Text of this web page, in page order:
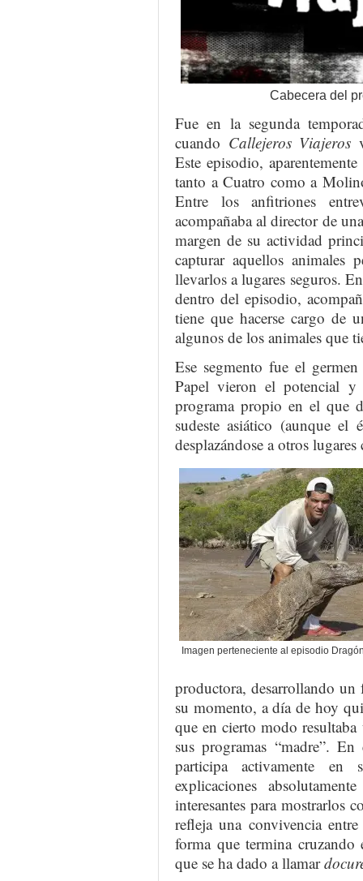
Cabecera del
Fue en la segunda
cuando Callejeros Viajeros
Este episodio,
tanto a Cuatro como a
Entre los anfitriones
acompañaba al director de
margen de su actividad
capturar aquellos animales
llevarlos a lugares seguros.
dentro del episodio,
tiene que hacerse cargo de
algunos de los animales que
Ese segmento fue el
Papel vieron el potencial y
programa propio en el que
sudeste asiático (aunque
desplazándose a otros
Imagen perteneciente al episodio
productora, desarrollando
su momento, a día de hoy
que en cierto modo
sus programas “madre”.
participa activamente en
explicaciones
interesantes para mostrarlos
refleja una convivencia
forma que termina cruzando
que se ha dado a llamar